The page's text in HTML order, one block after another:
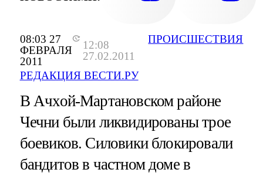
08:03 27
ФЕВРАЛЯ
2011
12:08
27.02.2011
РЕДАКЦИЯ ВЕСТИ.РУ
ПРОИСШЕСТВИЯ
В Ачхой-Мартановском районе
Чечни были ликвидированы трое
боевиков. Силовики блокировали
бандитов в частном доме в